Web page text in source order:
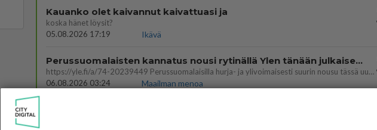
Kauanko olet kaivannut kaivattuasi ja
koska hänet löysit?
05.08.2026 17:19
Ikävä
Perussuomalaisten kannatus nousi rytinällä Ylen tänään julkaisemassa tuoreimmassa gallup-kyselyssä.
https://yle.fi/a/74-20239449 Perussuomalaisilla hurja- ja ylivoimaisesti suurin nousu tässä uudessa Ylen gallupissa. Kyl
06.08.2026 03:24
Maailman menoa